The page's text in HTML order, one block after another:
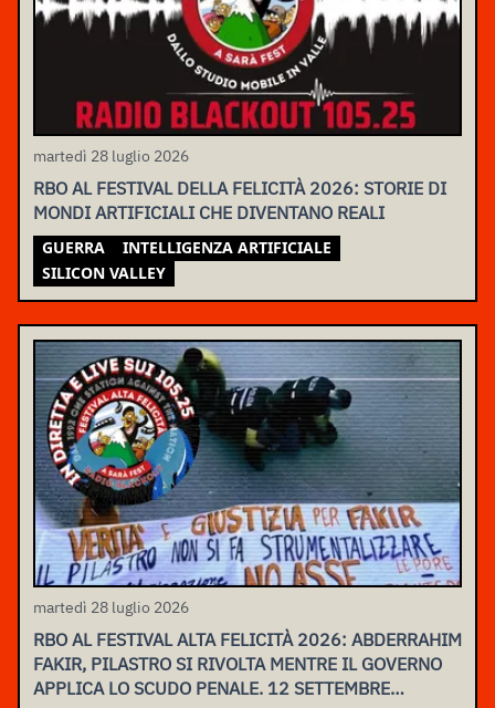
martedì 28 luglio 2026
RBO AL FESTIVAL DELLA FELICITÀ 2026: STORIE DI
MONDI ARTIFICIALI CHE DIVENTANO REALI
GUERRA
INTELLIGENZA ARTIFICIALE
SILICON VALLEY
martedì 28 luglio 2026
RBO AL FESTIVAL ALTA FELICITÀ 2026: ABDERRAHIM
FAKIR, PILASTRO SI RIVOLTA MENTRE IL GOVERNO
APPLICA LO SCUDO PENALE. 12 SETTEMBRE